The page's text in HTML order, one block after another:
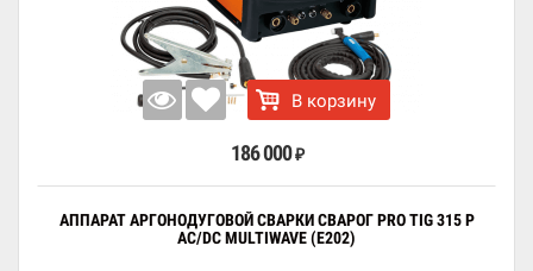
В корзину
186 000 ₽
АППАРАТ АРГОНОДУГОВОЙ СВАРКИ СВАРОГ PRO TIG 315 P
AC/DC MULTIWAVE (E202)